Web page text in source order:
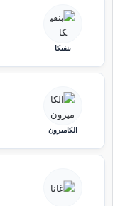
بنفيكا
الكاميرون